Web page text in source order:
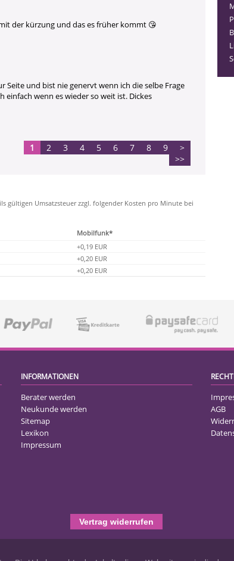
der kürzung und das es früher kommt 😘
Seite und bist nie genervt wenn ich die selbe Frage
einfach wenn es wieder so weit ist. Dickes
1 2 3 4 5 6 7 8 9
>
>>
gültigen Umsatzsteuer zzgl. folgender Kosten pro Minute bei
Mobilfunk*
+0,19 EUR
+0,20 EUR
+0,20 EUR
INFORMATIONEN
Berater werden
Neukunde werden
Sitemap
Lexikon
Impressum
AGB
Vertrag widerrufen